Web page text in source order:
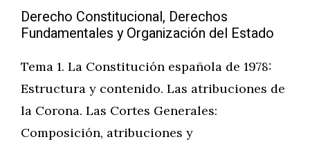
Derecho Constitucional, Derechos
Fundamentales y Organización del Estado
Tema 1. La Constitución española de 1978:
Estructura y contenido. Las atribuciones de
la Corona. Las Cortes Generales:
Composición, atribuciones y